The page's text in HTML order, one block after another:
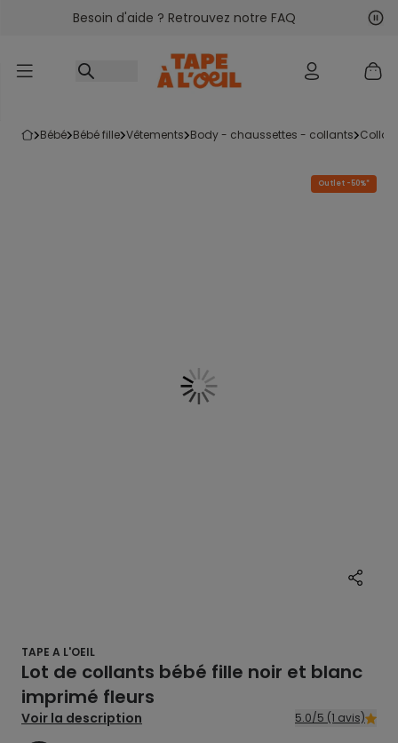
Accéder au contenu
Besoin d'aide ? Retrouvez notre FAQ
bébé bébé fille vêtements body - chaussettes - collants
Outlet -50%*
TAPE A L'OEIL
Lot de collants bébé fille noir et blanc
imprimé fleurs
Voir la description 5.0/5 (1 avis)